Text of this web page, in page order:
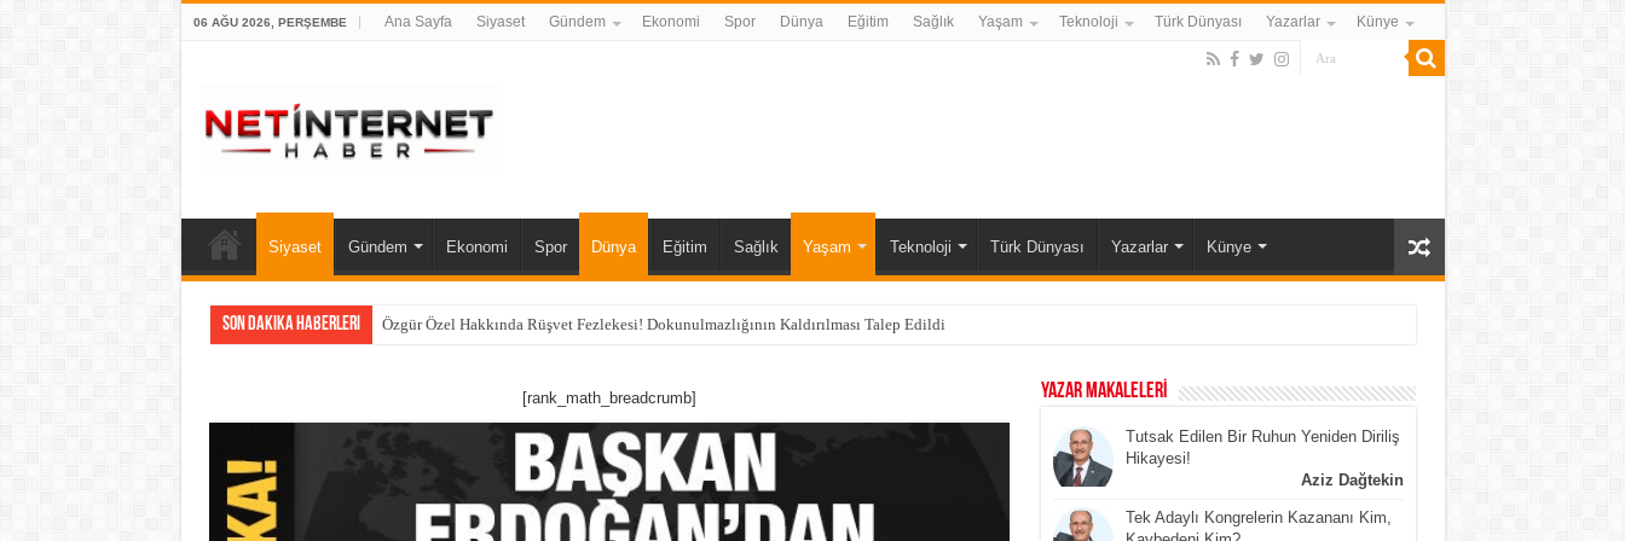
06 AĞU 2026, PERŞEMBE Ana Sayfa Siyaset Gündem Ekonomi Spor Dünya Eğitim Sağlık Yaşam Teknoloji Türk Dünyası Yazarlar Künye
Siyaset Gündem Ekonomi Spor Dünya Eğitim Sağlık Yaşam Teknoloji Türk Dünyası Yazarlar Künye
Son Dakika Haberleri Özgür Özel Hakkında Rüşvet Fezlekesi! Dokunulmazlığının Kaldırılması Talep Edildi
[rank_math_breadcrumb] YAZAR MAKALELERİ
Tutsak Edilen Bir Ruhun Yeniden Diriliş
Hikayesi!
Aziz Dağtekin
Tek Adaylı Kongrelerin Kazananı Kim,